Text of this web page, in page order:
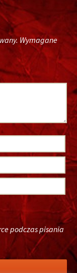
Wymagane
podczas pisania